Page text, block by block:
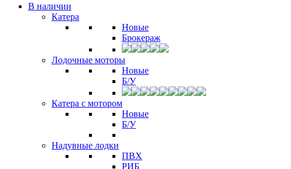
В наличии
Катера
Новые
Брокераж
Лодочные моторы
Новые
Б/У
Катера с мотором
Новые
Б/У
Надувные лодки
ПВХ
РИБ